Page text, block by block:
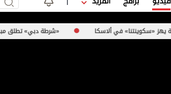
«شرطة دبي» تطلق مبادرة «Horizon X»